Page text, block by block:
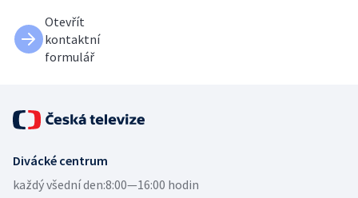
Otevřít
kontaktní
formulář
Divácké centrum
každý všední den:8:00—16:00 hodin